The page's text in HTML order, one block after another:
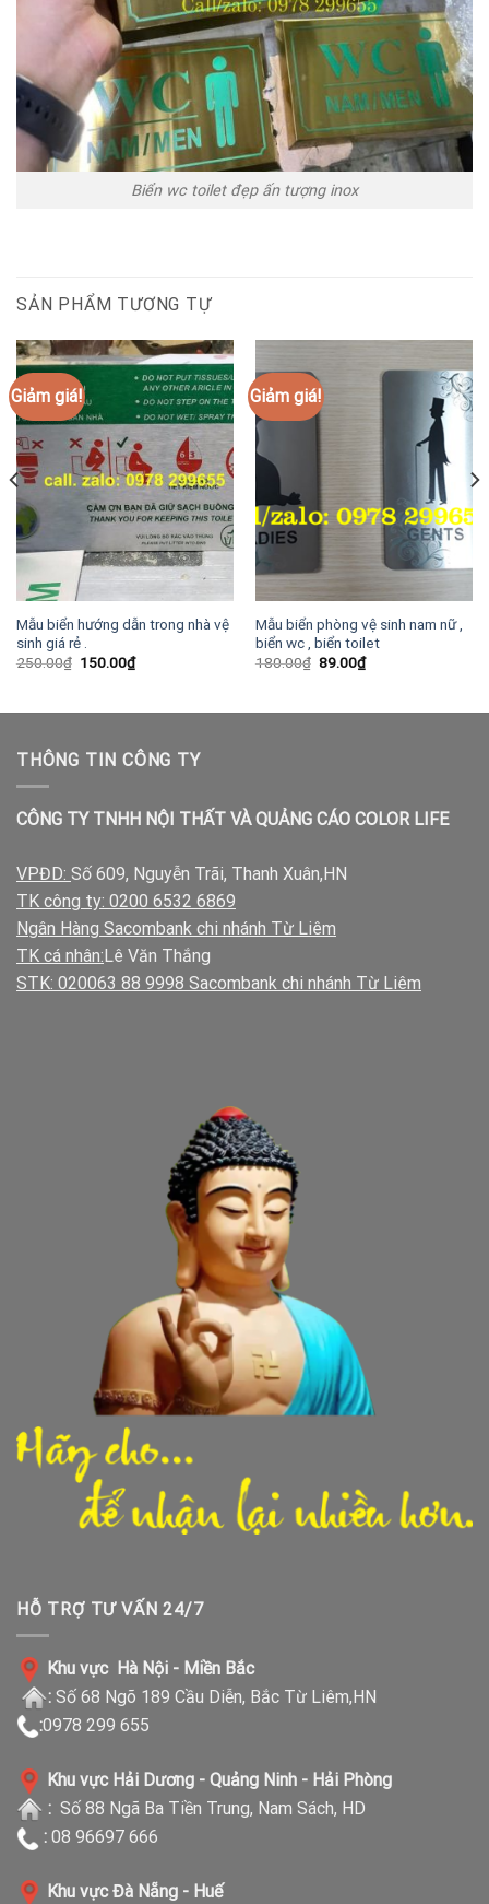
Biển wc toilet đẹp ấn tượng inox
SẢN PHẨM TƯƠNG TỰ
Giảm giá!
Mẫu biển hướng dẫn trong nhà vệ
sinh giá rẻ .
250.00₫ Giá
150.00₫Giá
hiện
150.00₫.
Giảm giá!
Mẫu biển phòng vệ sinh nam nữ ,
biển wc , biển toilet
180.00₫ Giá
89.00₫Giá
hiện
89.00₫.
THÔNG TIN CÔNG TY
CÔNG TY TNHH NỘI THẤT VÀ QUẢNG CÁO COLOR LIFE
VPĐD: Số 609, Nguyễn Trãi, Thanh Xuân,HN
TK công ty: 0200 6532 6869
Ngân Hàng Sacombank chi nhánh Từ Liêm
TK cá nhân:Lê Văn Thắng
STK: 020063 88 9998 Sacombank chi nhánh Từ Liêm
HỖ TRỢ TƯ VẤN 24/7
Khu vực Hà Nội - Miền Bắc
: Số 68 Ngõ 189 Cầu Diễn, Bắc Từ Liêm,HN
:0978 299 655
Khu vực Hải Dương - Quảng Ninh - Hải Phòng
: Số 88 Ngã Ba Tiền Trung, Nam Sách, HD
: 08 96697 666
Khu vực Đà Nẵng - Huế